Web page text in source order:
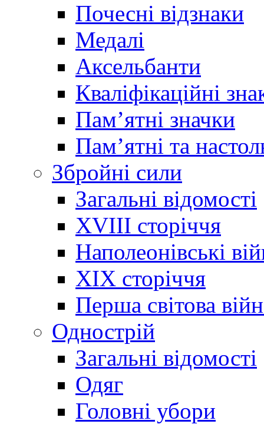
Почесні відзнаки
Медалі
Аксельбанти
Кваліфікаційні
Памʼятні значки
Памʼятні та
Збройні сили
Загальні відомості
XVIII сторіччя
Наполеонівські
XIX сторіччя
Перша світова
Однострій
Загальні відомості
Одяг
Головні убори